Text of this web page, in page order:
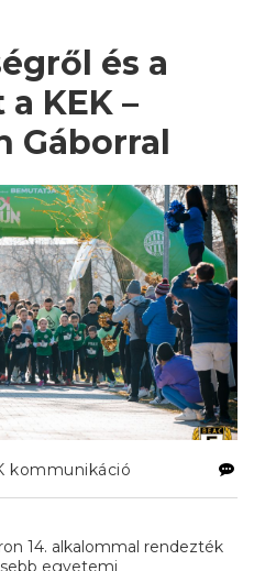
és a
KEK –
Gáborral
kommunikáció
14. alkalommal rendezték
egyetemi